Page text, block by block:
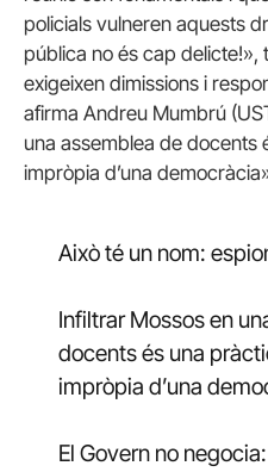
policials vulneren aquests
pública no és cap delicte!»,
exigeixen dimissions i
afirma Andreu Mumbrú
una assemblea de docents
impròpia d’una
Això té un nom:
Infiltrar Mossos en
docents és una
impròpia d’una
El Govern no